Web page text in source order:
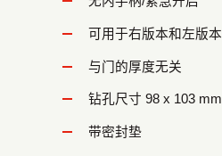
可用于右版本和左版本
与门的厚度无关
钻孔尺寸 98 x 103 mm
带密封垫